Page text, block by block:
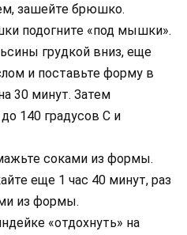
зашейте брюшко.
подогните «под мышки».
грудкой вниз, еще
и поставьте форму в
30 минут. Затем
140 градусов С и
соками из формы.
еще 1 час 40 минут, раз
из формы.
«отдохнуть» на